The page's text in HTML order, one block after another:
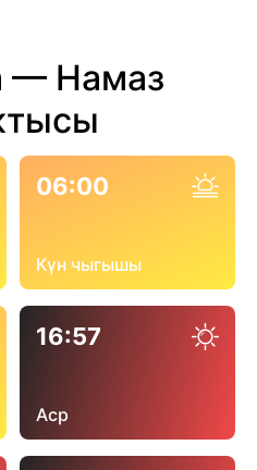
— Намаз
06:00
Күн чыгышы
16:57
Аср